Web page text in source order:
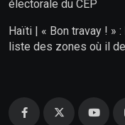
électorale du CEP
Haïti | « Bon travay ! »
liste des zones où il